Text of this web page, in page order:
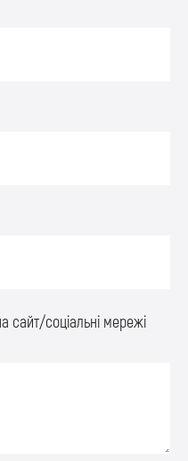
сайт/соціальні мережі